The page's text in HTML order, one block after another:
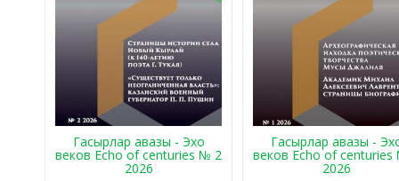
Гасырлар авазы - Эхо
веков Echo of centuries № 2
2026
Гасырлар авазы -
веков Echo of
2026